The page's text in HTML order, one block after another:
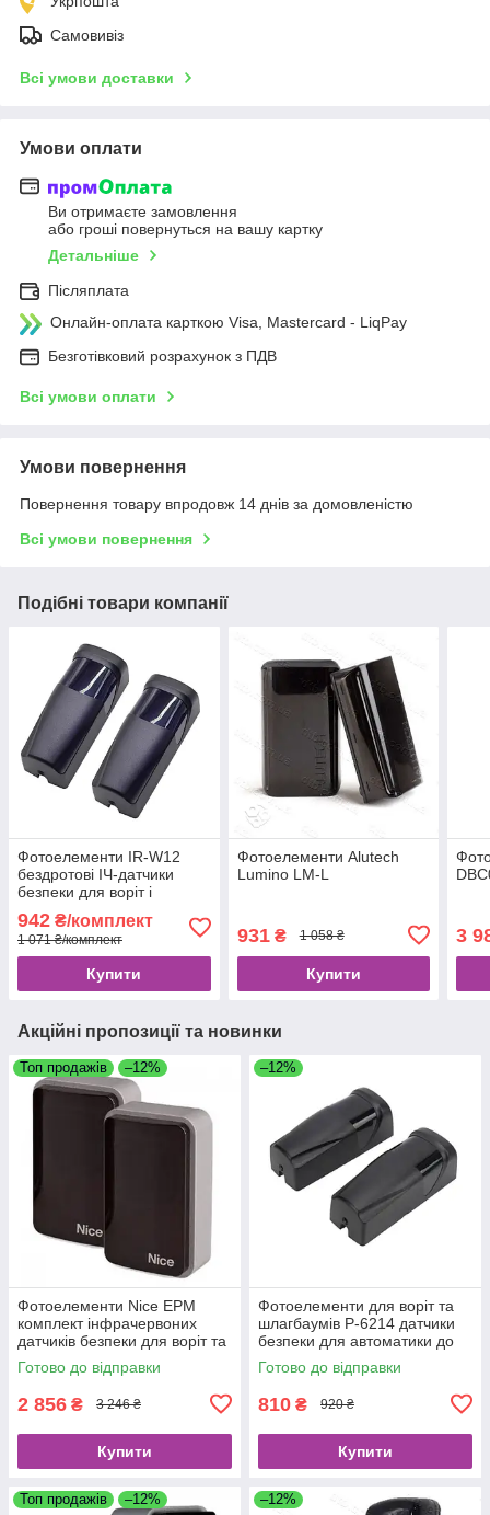
Самовивіз
Всі умови доставки
Умови оплати
Ви отримаєте замовлення
або гроші повернуться на вашу картку
Детальніше
Післяплата
Онлайн-оплата карткою Visa, Mastercard - LiqPay
Безготівковий розрахунок з ПДВ
Всі умови оплати
Умови повернення
Повернення товару впродовж 14 днів за домовленістю
Всі умови повернення
Подібні товари компанії
Фотоелементи IR-W12
бездротові ІЧ-датчики
безпеки для воріт і
942 ₴/комплект
1 071 ₴/комплект
Купити
Фотоелементи Alutech
Lumino LM-L
931₴ 1 058 ₴
Купити
3
Акційні пропозиції та новинки
Топ продажів –12%
Фотоелементи Nice EPM
комплект інфрачервоних
датчиків безпеки для воріт та
шлагбаумів
Готово до відправки
2 856 ₴ 3 246 ₴
Купити
–12%
Фотоелементи для воріт та
шлагбаумів P-6214 датчики
безпеки для автоматики до
12 м
Готово до відправки
810 ₴ 920 ₴
Купити
Топ продажів –12% –12%